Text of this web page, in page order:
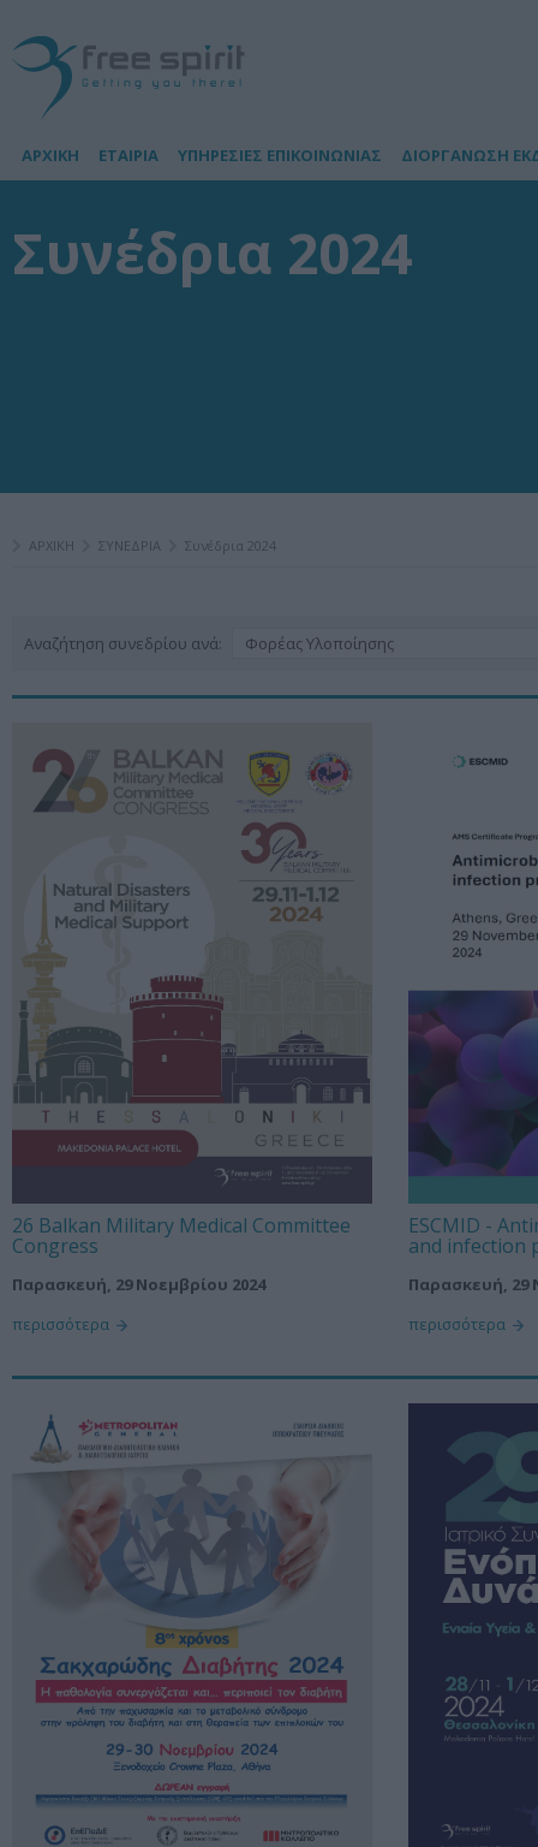
ΑΡΧΙΚΗ ΕΤΑΙΡΙΑ ΥΠΗΡΕΣΙΕΣ ΕΠΙΚΟΙΝΩΝΙΑΣ ΔΙΟΡΓΑΝΩΣΗ
Συνέδρια 2024
ΑΡΧΙΚΗ ΣΥΝΕΔΡΙΑ Συνέδρια 2024
Αναζήτηση συνεδρίου ανά: Φορέας Υλοποίησης
26 Balkan Military Medical Committee
Congress
Παρασκευή, 29 Νοεμβρίου 2024
περισσότερα
ESCMID -
and infection
Παρασκευή, 29
περισσότερα